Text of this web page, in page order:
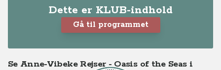
Dette er KLUB-indhold
Gå til programmet
Se Anne-Vibeke Rejser - Oasis of the Seas i